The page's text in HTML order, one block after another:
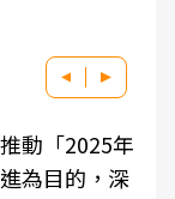
動「2025年
為目的，深